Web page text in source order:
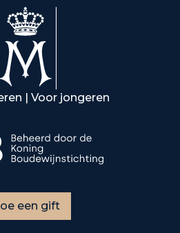
| Voor jongeren
een gift